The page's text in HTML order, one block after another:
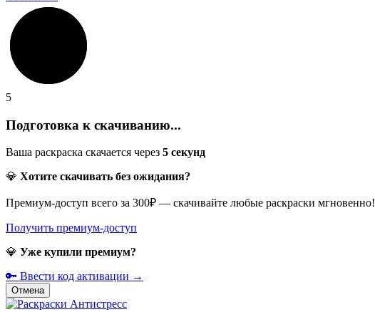
5
Подготовка к скачиванию...
Ваша раскраска скачается через 5 секунд
💎 Хотите скачивать без ожидания?
Премиум-доступ всего за 300₽ — скачивайте любые раскраски мгновенно!
Получить премиум-доступ
💎 Уже купили премиум?
🔑 Ввести код активации →
Отмена